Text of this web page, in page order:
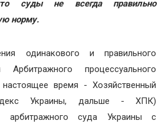
что суды не всегда правильно
норму.
одинакового и правильного
процессуального
время - Хозяйственный
Украины, дальше - ХПК)
арбитражного суда Украины с